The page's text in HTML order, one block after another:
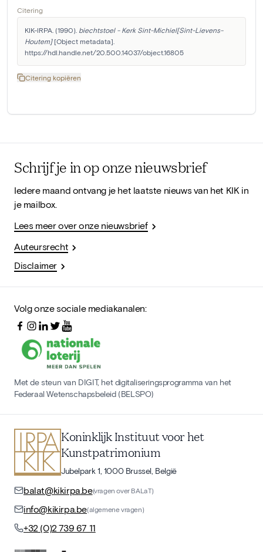
Citering
KIK-IRPA. (1990). biechtstoel - Kerk Sint-Michiel[Sint-Lievens-
Houtem] [Object metadata].
https://hdl.handle.net/20.500.14037/object.16805
Citering kopiëren
Schrijf je in op onze nieuwsbrief
Iedere maand ontvang je het laatste nieuws van het KIK in
je mailbox.
Lees meer over onze nieuwsbrief
Auteursrecht
Disclaimer
Volg onze sociale mediakanalen:
Met de steun van DIGIT, het digitaliseringsprogramma van het
Federaal Wetenschapsbeleid (BELSPO)
Koninklijk Instituut voor het
Kunstpatrimonium
Jubelpark 1, 1000 Brussel, België
balat@kikirpa.be(vragen over BALaT)
info@kikirpa.be(algemene vragen)
+32 (0)2 739 67 11